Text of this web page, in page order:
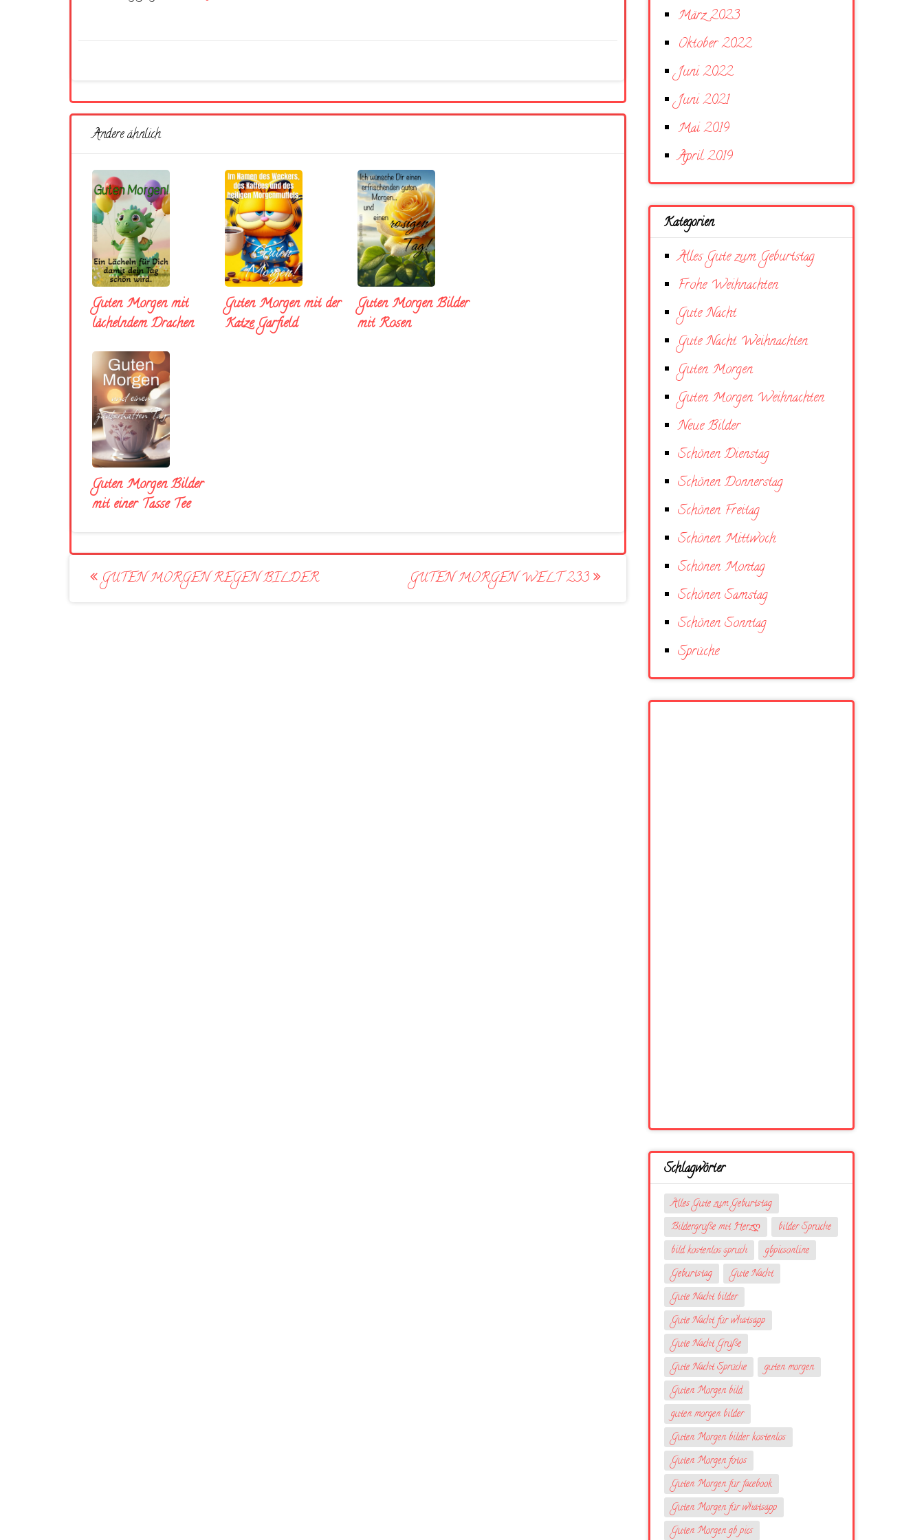
Andere ähnlich
Guten Morgen mit
lächelndem Drachen
Guten Morgen mit der
Katze Garfield
Guten Morgen Bilder
mit Rosen
Guten Morgen Bilder
mit einer Tasse Tee
Post
navigation
GUTEN MORGEN REGEN BILDER GUTEN MORGEN WELT 233
März 2023
Oktober 2022
Juni 2022
Juni 2021
Mai 2019
April 2019
Kategorien
Alles Gute zum Geburtstag
Frohe Weihnachten
Gute Nacht
Gute Nacht Weihnachten
Guten Morgen
Guten Morgen Weihnachten
Neue Bilder
Schönen Dienstag
Schönen Donnerstag
Schönen Freitag
Schönen Mittwoch
Schönen Montag
Schönen Samstag
Schönen Sonntag
Sprüche
Schlagwörter
Alles Gute zum Geburtstag
Bildergrüße mit Herzღ
bilder Sprüche
bild kostenlos spruch
gbpicsonline
Geburtstag
Gute Nacht
Gute Nacht bilder
Gute Nacht für whatsapp
Gute Nacht Grüße
Gute Nacht Sprüche
guten morgen
Guten Morgen bild
guten morgen bilder
Guten Morgen bilder kostenlos
Guten Morgen fotos
Guten Morgen für facebook
Guten Morgen für whatsapp
Guten Morgen gb pics